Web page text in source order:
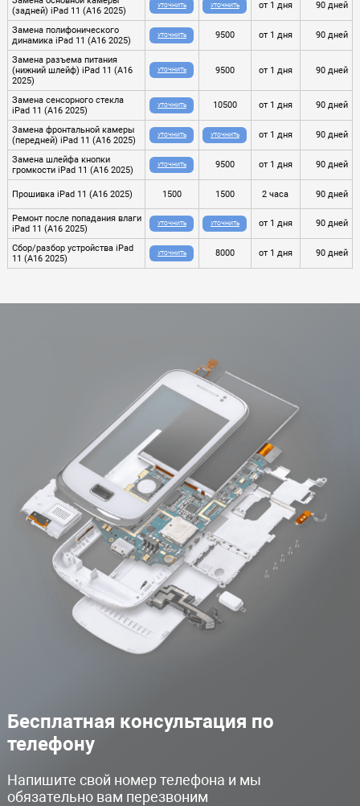
(задней) iPad 11 (A16 2025)
УТОЧНИТЬ УТОЧНИТЬ от 1 дня 90 дней
Замена полифонического
динамика iPad 11 (A16 2025)
УТОЧНИТЬ 9500 от 1 дня 90 дней
Замена разъема питания
(нижний шлейф) iPad 11 (A16
2025)
УТОЧНИТЬ 9500 от 1 дня 90 дней
Замена сенсорного стекла
iPad 11 (A16 2025)
УТОЧНИТЬ 10500 от 1 дня 90 дней
Замена фронтальной камеры
(передней) iPad 11 (A16 2025)
УТОЧНИТЬ УТОЧНИТЬ от 1 дня 90 дней
Замена шлейфа кнопки
громкости iPad 11 (A16 2025)
УТОЧНИТЬ 9500 от 1 дня 90 дней
Прошивка iPad 11 (A16 2025) 1500 1500 2 часа 90 дней
Ремонт после попадания влаги
iPad 11 (A16 2025)
УТОЧНИТЬ УТОЧНИТЬ от 1 дня 90 дней
Сбор/разбор устройства iPad
11 (A16 2025)
УТОЧНИТЬ 8000 от 1 дня 90 дней
Бесплатная консультация по
телефону
Напишите свой номер телефона и мы
обязательно вам перезвоним